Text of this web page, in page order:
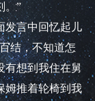
。”
言中回忆起儿
结，不知道怎
有想到我住在舅
姆推着轮椅到我